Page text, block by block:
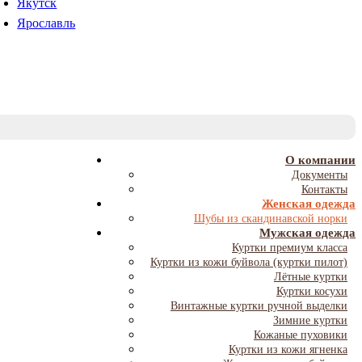
Якутск
Ярославль
О компании
Документы
Контакты
Женская одежда
Шубы из скандинавской норки
Мужская одежда
Куртки премиум класса
Куртки из кожи буйвола (куртки пилот)
Лётные куртки
Куртки косухи
Винтажные куртки ручной выделки
Зимние куртки
Кожаные пуховики
Куртки из кожи ягненка